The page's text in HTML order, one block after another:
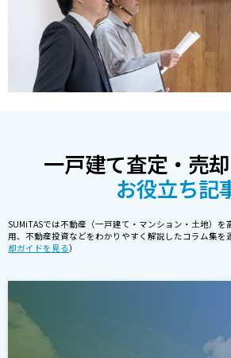
一戸建て査定・売
お役立ち記
SUMiTASでは不動産（一戸建て・マンション・土地）
用、不動産投資などをわかりやすく解説したコラム集を
却ガイドを見る）